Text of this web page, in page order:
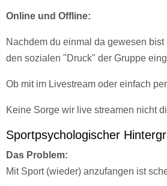
Online und Offline:
Nachdem du einmal da gewesen
den sozialen "Druck" der Gruppe
Ob mit im Livestream oder einfach
Keine Sorge wir live streamen nicht
Sportpsychologischer
Das Problem:
Mit Sport (wieder) anzufangen ist